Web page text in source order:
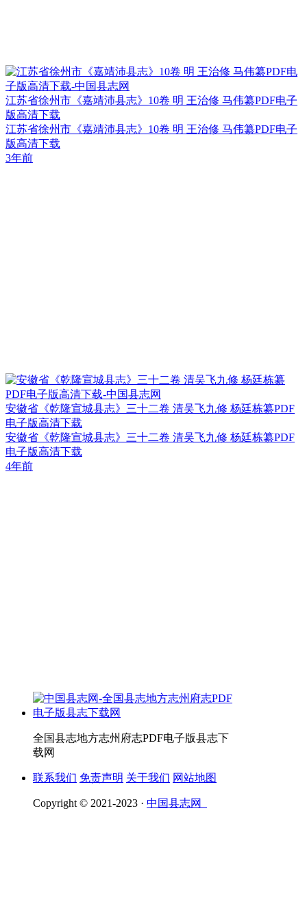
江苏省徐州市《嘉靖沛县志》10卷 明 王治修 马伟纂PDF电子
版高清下载
江苏省徐州市《嘉靖沛县志》10卷 明 王治修 马伟纂PDF电子
版高清下载
3年前
安徽省《乾隆宣城县志》三十二卷 清吴飞九修 杨廷栋纂PDF
电子版高清下载
安徽省《乾隆宣城县志》三十二卷 清吴飞九修 杨廷栋纂PDF
电子版高清下载
4年前
全国县志地方志州府志PDF电子版县志下
载网
联系我们 免责声明 关于我们 网站地图
Copyright © 2021-2023 · 中国县志网